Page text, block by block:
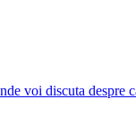
voi discuta despre